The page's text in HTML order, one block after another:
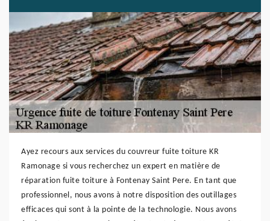
Ayez recours aux services du couvreur fuite toiture KR
Ramonage si vous recherchez un expert en matière de
réparation fuite toiture à Fontenay Saint Pere. En tant que
professionnel, nous avons à notre disposition des outillages
efficaces qui sont à la pointe de la technologie. Nous avons